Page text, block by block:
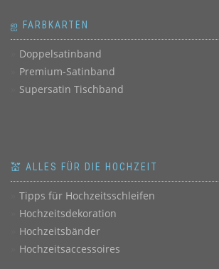
ஐ FARBKARTEN
Doppelsatinband
Premium-Satinband
Supersatin Tischband
💒 ALLES FÜR DIE HOCHZEIT
Tipps für Hochzeitsschleifen
Hochzeitsdekoration
Hochzeitsbänder
Hochzeitsaccessoires